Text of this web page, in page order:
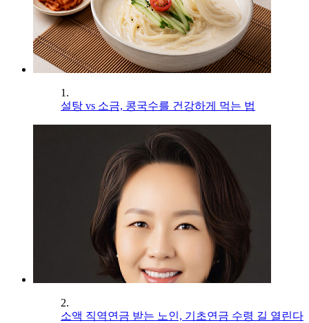
1.
설탕 vs 소금, 콩국수를 건강하게 먹는 법
2.
소액 직역연금 받는 노인, 기초연금 수령 길 열린다